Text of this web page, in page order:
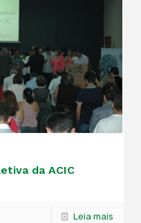
da ACIC
Leia mais